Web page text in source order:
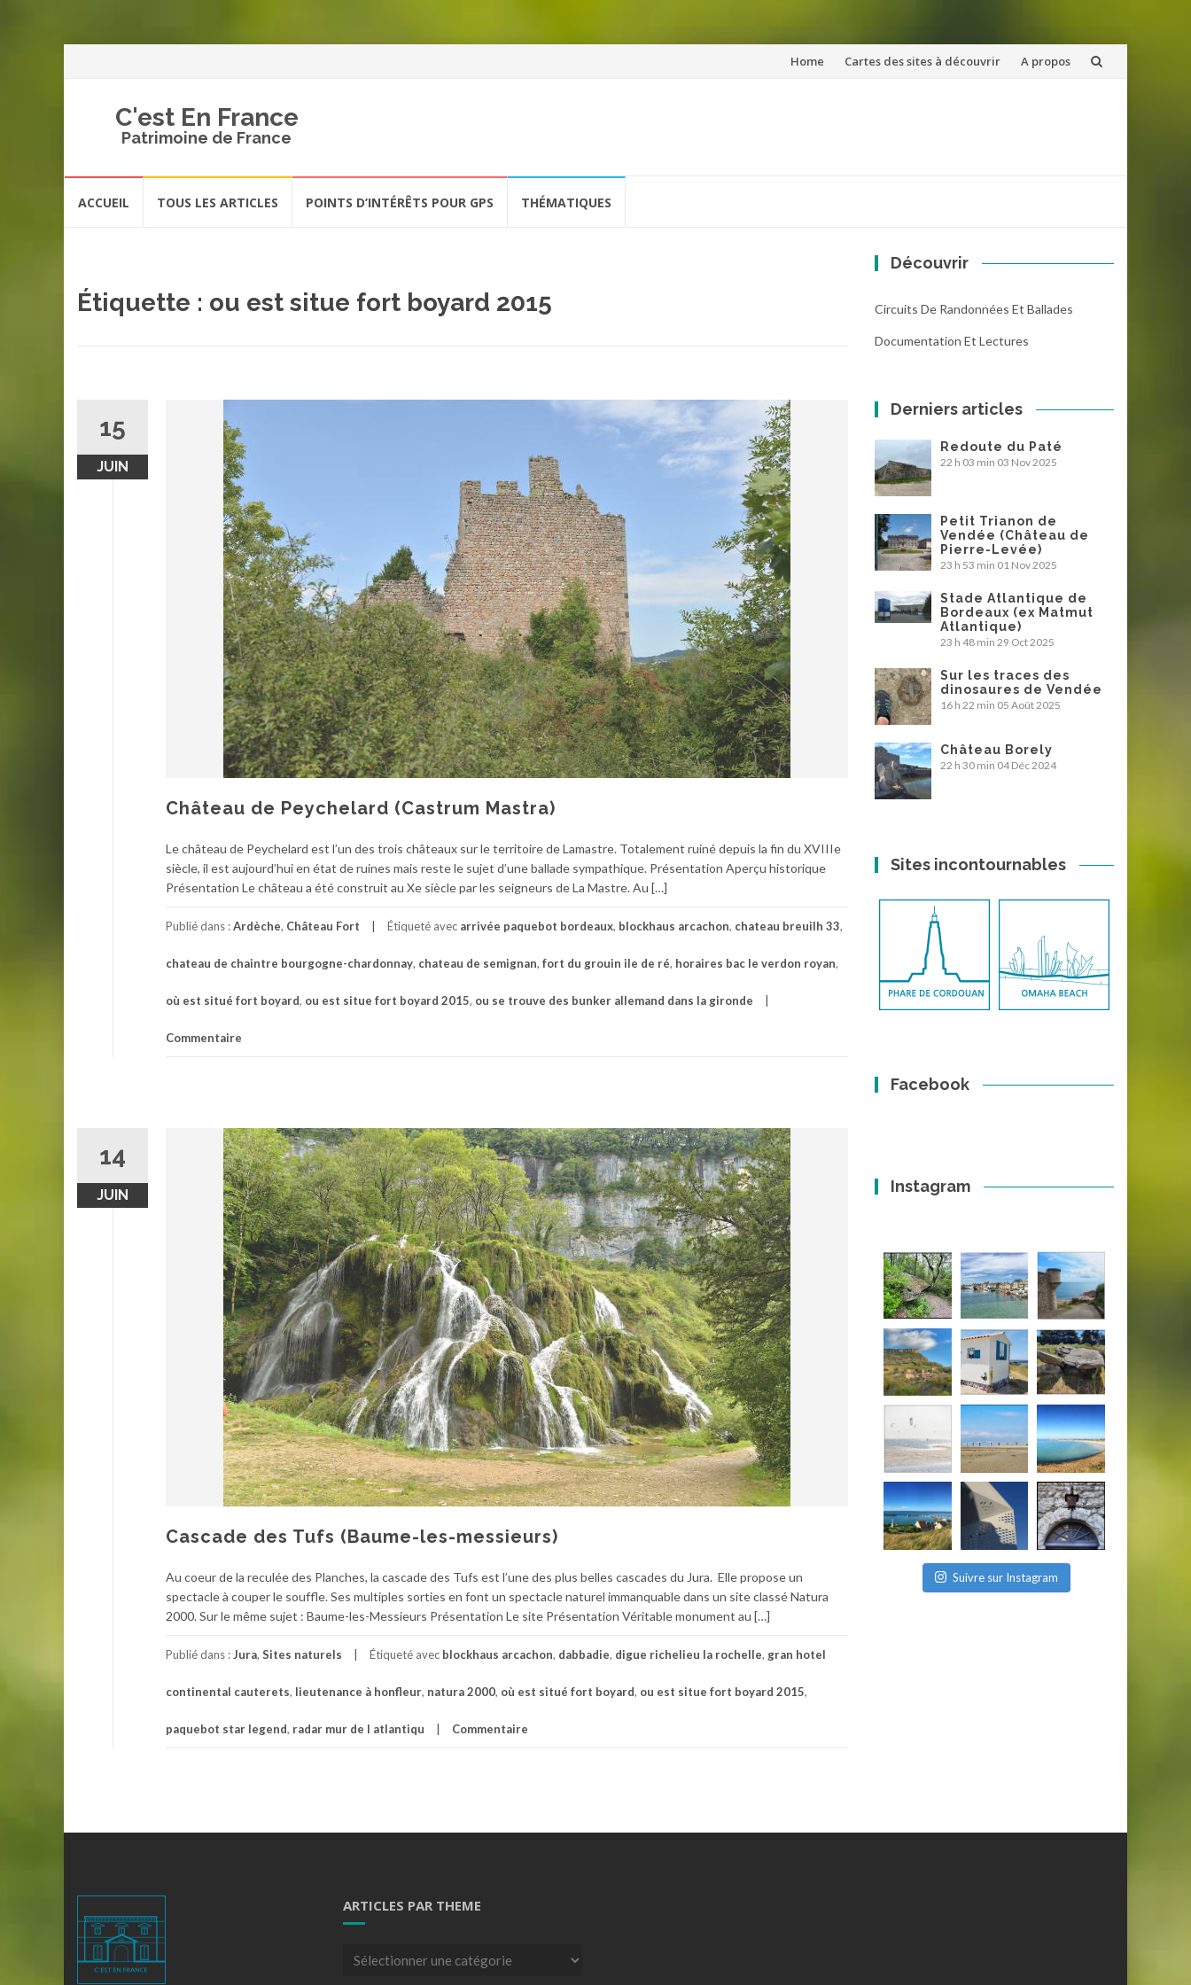
Aller
Home Cartes des sites à découvrir A propos
C'est En France
Patrimoine de France
ACCUEIL TOUS LES ARTICLES POINTS D’INTÉRÊTS POUR GPS THÉMATIQUES
Étiquette : ou est situe fort boyard 2015
15
JUIN
Château de Peychelard (Castrum Mastra)
Le château de Peychelard est l’un des trois châteaux sur le territoire de Lamastre. Totalement ruiné depuis la fin du XVIIIe
siècle, il est aujourd’hui en état de ruines mais reste le sujet d’une ballade sympathique. Présentation Aperçu historique
Présentation Le château a été construit au Xe siècle par les seigneurs de La Mastre. Au […]
Publié dans :Ardèche, Château Fort Étiqueté avec arrivée paquebot bordeaux, blockhaus arcachon, chateau breuilh 33,
chateau de chaintre bourgogne-chardonnay, chateau de semignan, fort du grouin ile de ré, horaires bac le verdon royan,
où est situé fort boyard, ou est situe fort boyard 2015, ou se trouve des bunker allemand dans la gironde
Commentaire
14
JUIN
Cascade des Tufs (Baume-les-messieurs)
Au coeur de la reculée des Planches, la cascade des Tufs est l’une des plus belles cascades du Jura. Elle propose un
spectacle à couper le souffle. Ses multiples sorties en font un spectacle naturel immanquable dans un site classé Natura
2000. Sur le même sujet : Baume-les-Messieurs Présentation Le site Présentation Véritable monument au […]
Publié dans :Jura, Sites naturels Étiqueté avec blockhaus arcachon, dabbadie, digue richelieu la rochelle, gran hotel
continental cauterets, lieutenance à honfleur, natura 2000, où est situé fort boyard, ou est situe fort boyard 2015,
paquebot star legend, radar mur de l atlantiqu Commentaire
Découvrir
Circuits De Randonnées Et Ballades
Documentation Et Lectures
Derniers articles
Redoute du Paté
22 h 03 min 03 Nov 2025
Petit Trianon de
Vendée (Château de
Pierre-Levée)
23 h 53 min 01 Nov 2025
Stade Atlantique de
Bordeaux (ex Matmut
Atlantique)
23 h 48 min 29 Oct 2025
Sur les traces des
dinosaures de Vendée
16 h 22 min 05 Août 2025
Château Borely
22 h 30 min 04 Déc 2024
Sites incontournables
Facebook
Instagram
Suivre sur Instagram
ARTICLES PAR THEME
Articles